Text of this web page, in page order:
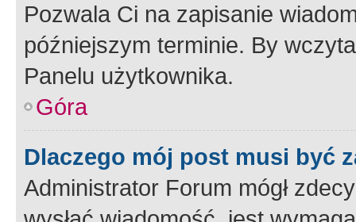
Pozwala Ci na zapisanie
późniejszym terminie. By
Panelu użytkownika.
Góra
Dlaczego mój post musi być
Administrator Forum mógł